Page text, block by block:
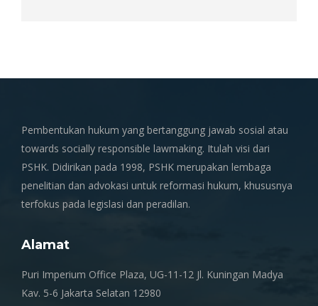
Pembentukan hukum yang bertanggung jawab sosial atau
towards socially responsible lawmaking. Itulah visi dari
PSHK. Didirikan pada 1998, PSHK merupakan lembaga
penelitian dan advokasi untuk reformasi hukum, khususnya
terfokus pada legislasi dan peradilan.
Alamat
Puri Imperium Office Plaza, UG-11-12 Jl. Kuningan Madya
Kav. 5-6 Jakarta Selatan 12980